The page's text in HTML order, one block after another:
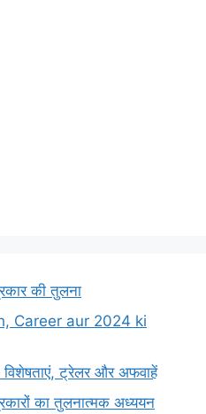
की तुलना
Career aur 2024 ki
ट्रेलर और अफवाहें
का तुलनात्मक अध्ययन